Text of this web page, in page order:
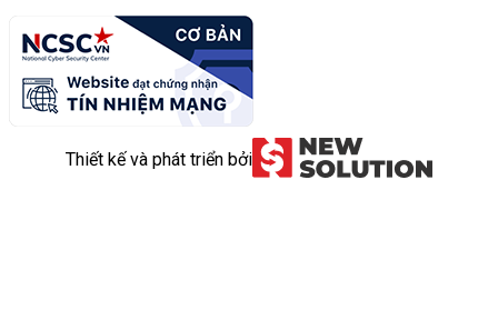
Thiết kế và phát triển bởi